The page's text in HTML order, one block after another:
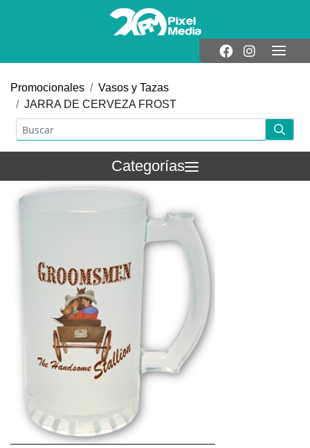
Promocionales
Vasos y Tazas
JARRA DE CERVEZA FROST
Categorías